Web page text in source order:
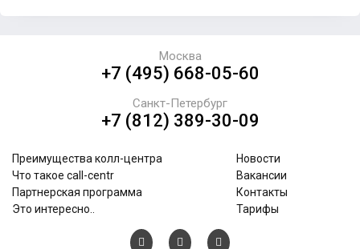
+7 (495) 668-05-60
Москва
+7 (812) 389-30-09
Санкт-Петербург
Преимущества колл-центра
Что такое call-centr
Партнерская программа
Это интересно..
Новости
Вакансии
Контакты
Тарифы